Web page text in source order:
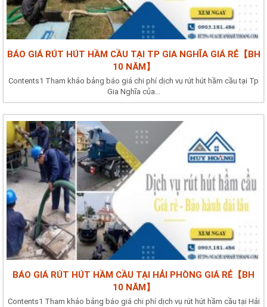
BÁO GIÁ RÚT HÚT HẦM CẦU TẠI TP GIA NGHĨA GIÁ RẺ【BH
10 NĂM】
Contents1 Tham khảo bảng báo giá chi phí dịch vụ rút hút hầm cầu tại Tp
Gia Nghĩa của...
BÁO GIÁ RÚT HÚT HẦM CẦU TẠI HẢI PHÒNG GIÁ RẺ【BH
10 NĂM】
Contents1 Tham khảo bảng báo giá chi phí dịch vụ rút hút hầm cầu tại Hải